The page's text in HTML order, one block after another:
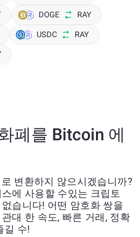
DOGE RAY
USDC RAY
폐를 Bitcoin 에
변환하지 않으시겠습니까?
에 사용할 수있는 크립토
습니다! 어떤 암호화 쌍을
대 한 속도, 빠른 거래, 정확
길 수!